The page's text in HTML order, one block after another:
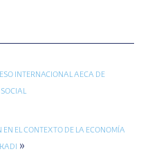
INTERNACIONAL AECA DE
EN EL CONTEXTO DE LA ECONOMÍA
»